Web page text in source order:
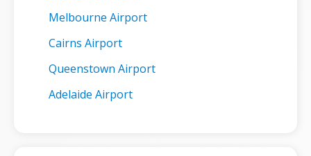
Melbourne Airport
Cairns Airport
Queenstown Airport
Adelaide Airport